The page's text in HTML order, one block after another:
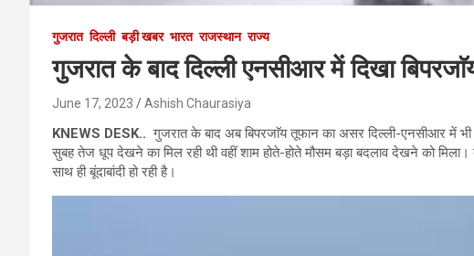
गुजरात दिल्ली बड़ी खबर भारत राजस्थान राज्य
गुजरात के बाद दिल्ली एनसीआर में दिखा
June 17, 2023 Ashish Chaurasiya
KNEWS DESK.. गुजरात के बाद अब बिपरजाॅय तूफान का असर दिल्ली-एनसीआर में
सुबह तेज धूप देखने का मिल रही थी वहीं शाम होते-होते मौसम बड़ा बदलाव देखने को
साथ ही बूंदाबांदी हो रही है।